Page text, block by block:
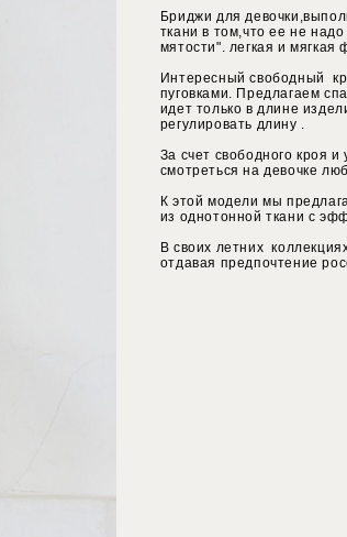
Бриджи для
ткани в том,что ее не
мятости". легкая и мягкая
Интересный свободный
пуговками. Предлагаем
идет только в длине
регулировать длину .
За счет свободного кроя
смотреться на девочке
К этой модели мы
из однотонной ткани с
В своих летних
отдавая предпочтение